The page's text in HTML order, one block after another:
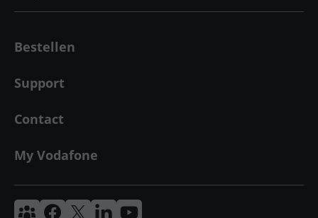
Bestellen
Support
Contact
My Vodafone
Vodafone & Ziggo Community
Vodafone Facebook
Vodafone XVodafoneZiggo LinkedIn
Vodafone YouTube